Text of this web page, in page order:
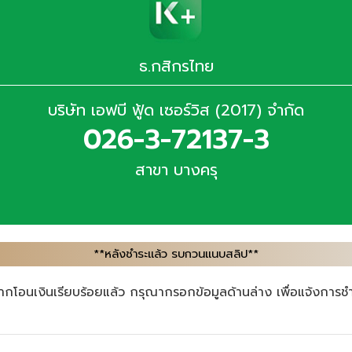
ธ.กสิกรไทย
บริษัท เอฟบี ฟู้ด เซอร์วิส (2017) จำกัด
026-3-72137-3
สาขา บางครุ
**หลังชำระแล้ว รบกวนแนบสลิป**
กโอนเงินเรียบร้อยแล้ว กรุณากรอกข้อมูลด้านล่าง เพื่อแจ้งการชำ